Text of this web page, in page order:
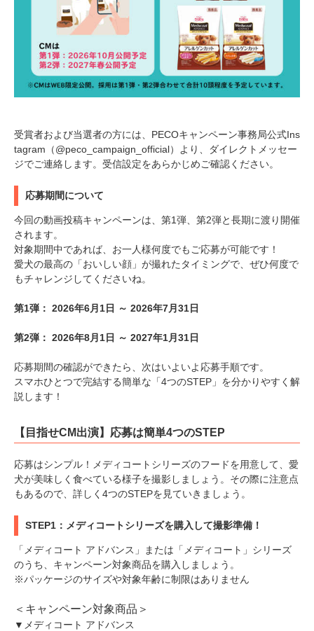
受賞者および当選者の方には、PECOキャンペーン事務局公式Ins
tagram（@peco_campaign_official）より、ダイレクトメッセー
ジでご連絡します。受信設定をあらかじめご確認ください。
応募期間について
今回の動画投稿キャンペーンは、第1弾、第2弾と長期に渡り開催
されます。
対象期間中であれば、お一人様何度でもご応募が可能です！
愛犬の最高の「おいしい顔」が撮れたタイミングで、ぜひ何度で
もチャレンジしてくださいね。
第1弾： 2026年6月1日 ～ 2026年7月31日
第2弾： 2026年8月1日 ～ 2027年1月31日
応募期間の確認ができたら、次はいよいよ応募手順です。
スマホひとつで完結する簡単な「4つのSTEP」を分かりやすく解
説します！
【目指せCM出演】応募は簡単4つのSTEP
応募はシンプル！メディコートシリーズのフードを用意して、愛
犬が美味しく食べている様子を撮影しましょう。その際に注意点
もあるので、詳しく4つのSTEPを見ていきましょう。
STEP1：メディコートシリーズを購入して撮影準備！
「メディコート アドバンス」または「メディコート」シリーズ
のうち、キャンペーン対象商品を購入しましょう。
※パッケージのサイズや対象年齢に制限はありません
＜キャンペーン対象商品＞
▼メディコート アドバンス